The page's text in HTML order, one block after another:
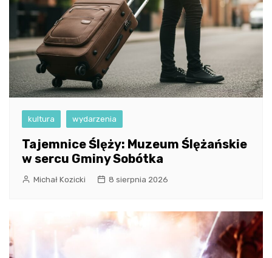
kultura wydarzenia
Tajemnice Ślęży: Muzeum Ślężańskie
w sercu Gminy Sobótka
Michał Kozicki 8 sierpnia 2026